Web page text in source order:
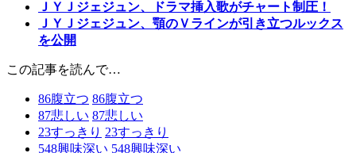
ＪＹＪジェジュン、ドラマ挿入歌がチャート制圧！
ＪＹＪジェジュン、顎のＶラインが引き立つルックス
を公開
この記事を読んで…
86腹立つ 86腹立つ
87悲しい 87悲しい
23すっきり 23すっきり
548興味深い 548興味深い